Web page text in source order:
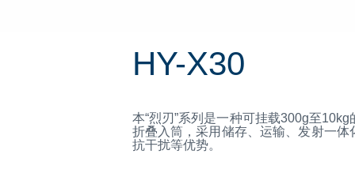
HY-X30
本“烈刃”系列是一种可挂载300g至
折叠入筒，采用储存、运输、发射一
抗干扰等优势。